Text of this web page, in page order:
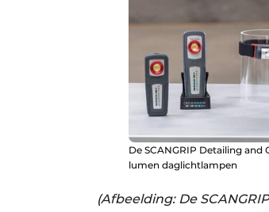
De SCANGRIP Detailing
lumen daglichtlampen
(Afbeelding: De